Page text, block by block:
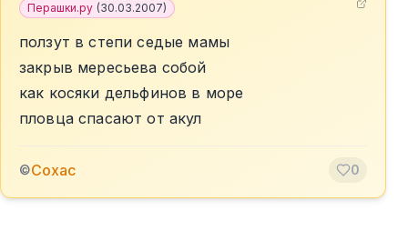
Перашки.ру (30.03.2007)
ползут в степи седые мамы
закрыв мересьева собой
как косяки дельфинов в море
пловца спасают от акул
©Сохас 0